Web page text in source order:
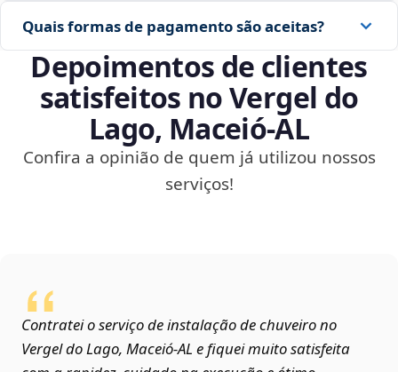
Quais formas de pagamento são aceitas?
Depoimentos de clientes
satisfeitos no Vergel do
Lago, Maceió‑AL
Confira a opinião de quem já utilizou nossos
serviços!
Contratei o serviço de instalação de chuveiro no
Vergel do Lago, Maceió‑AL e fiquei muito satisfeita